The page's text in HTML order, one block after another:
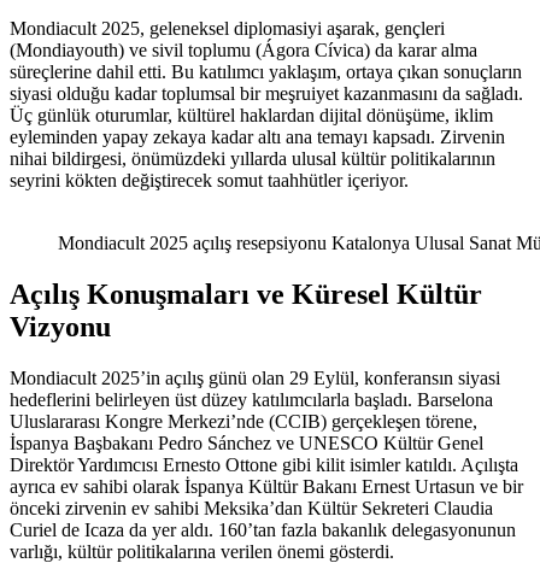
Mondiacult 2025, geleneksel diplomasiyi aşarak, gençleri
(Mondiayouth) ve sivil toplumu (Ágora Cívica) da karar alma
süreçlerine dahil etti. Bu katılımcı yaklaşım, ortaya çıkan sonuçların
siyasi olduğu kadar toplumsal bir meşruiyet kazanmasını da sağladı.
Üç günlük oturumlar, kültürel haklardan dijital dönüşüme, iklim
eyleminden yapay zekaya kadar altı ana temayı kapsadı. Zirvenin
nihai bildirgesi, önümüzdeki yıllarda ulusal kültür politikalarının
seyrini kökten değiştirecek somut taahhütler içeriyor.
Mondiacult 2025 açılış resepsiyonu Katalonya Ulusal Sanat
Açılış Konuşmaları ve Küresel Kültür
Vizyonu
Mondiacult 2025’in açılış günü olan 29 Eylül, konferansın siyasi
hedeflerini belirleyen üst düzey katılımcılarla başladı. Barselona
Uluslararası Kongre Merkezi’nde (CCIB) gerçekleşen törene,
İspanya Başbakanı Pedro Sánchez ve UNESCO Kültür Genel
Direktör Yardımcısı Ernesto Ottone gibi kilit isimler katıldı. Açılışta
ayrıca ev sahibi olarak İspanya Kültür Bakanı Ernest Urtasun ve bir
önceki zirvenin ev sahibi Meksika’dan Kültür Sekreteri Claudia
Curiel de Icaza da yer aldı. 160’tan fazla bakanlık delegasyonunun
varlığı, kültür politikalarına verilen önemi gösterdi.